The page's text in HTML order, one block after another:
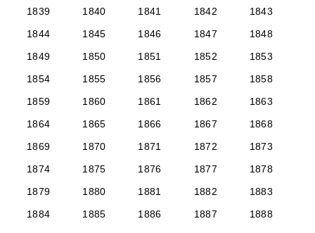
1839
1840 1841 1842
1843
1844
1845 1846 1847
1848
1849
1850 1851 1852
1853
1854
1855 1856 1857
1858
1859
1860 1861 1862
1863
1864
1865 1866 1867
1868
1869
1870 1871 1872
1873
1874
1875 1876 1877
1878
1879
1880 1881 1882
1883
1884
1885 1886 1887
1888